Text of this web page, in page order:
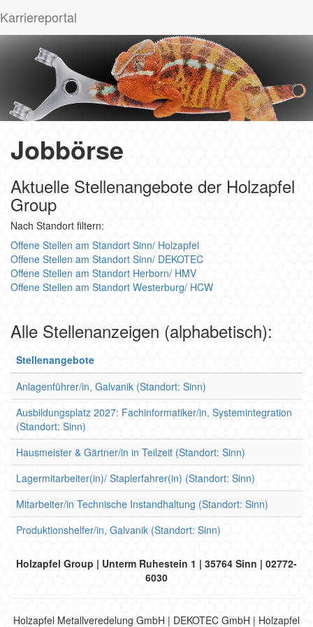
Karriereportal
Jobbörse
Aktuelle Stellenangebote der Holzapfel
Group
Nach Standort filtern:
Offene Stellen am Standort Sinn/ Holzapfel
Offene Stellen am Standort Sinn/ DEKOTEC
Offene Stellen am Standort Herborn/ HMV
Offene Stellen am Standort Westerburg/ HCW
Alle Stellenanzeigen (alphabetisch):
Stellenangebote
Anlagenführer/in, Galvanik (Standort: Sinn)
Ausbildungsplatz 2027: Fachinformatiker/in, Systemintegration
(Standort: Sinn)
Hausmeister & Gärtner/in in Teilzeit (Standort: Sinn)
Lagermitarbeiter(in)/ Staplerfahrer(in) (Standort: Sinn)
Mitarbeiter/in Technische Instandhaltung (Standort: Sinn)
Produktionshelfer/in, Galvanik (Standort: Sinn)
Holzapfel Group | Unterm Ruhestein 1 | 35764 Sinn | 02772-
6030
Holzapfel Metallveredelung GmbH | DEKOTEC GmbH | Holzapfel